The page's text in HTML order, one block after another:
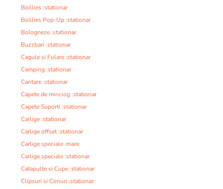
Boillies :stationar
Boillies Pop-Up :stationar
Bologneze :stationar
Buzzbari :stationar
Cagule si Fulare :stationar
Camping :stationar
Cantare :stationar
Capete de minciog :stationar
Capete Suporti :stationar
Carlige :stationar
Carlige offset :stationar
Carlige speciale :mare
Carlige speciale :stationar
Catapulte si Cupe :stationar
Clipsuri si Conuri :stationar